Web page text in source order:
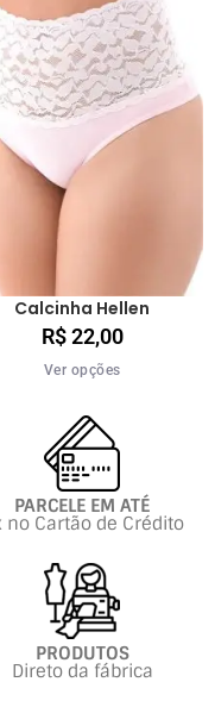
Calcinha Hellen
R$22,00
Ver opções
PARCELE EM ATÉ
no Cartão de Crédito
PRODUTOS
Direto da fábrica